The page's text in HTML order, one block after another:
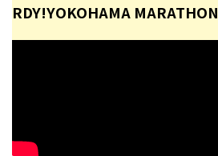
RDY!YOKOHAMA MARATHON